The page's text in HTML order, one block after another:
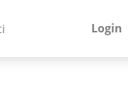
Login